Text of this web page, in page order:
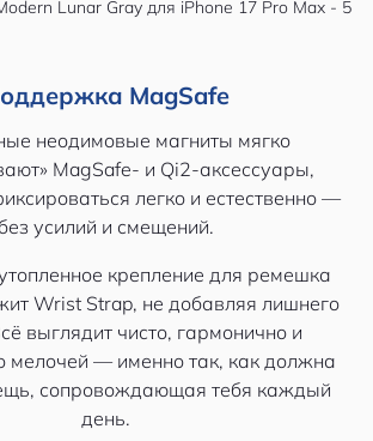
MagSafe
неодимовые магниты мягко
MagSafe- и Qi2-аксессуары,
легко и естественно —
усилий и смещений.
крепление для ремешка
Wrist Strap, не добавляя лишнего
выглядит чисто, гармонично и
мелочей — именно так, как должна
сопровождающая тебя каждый
день.